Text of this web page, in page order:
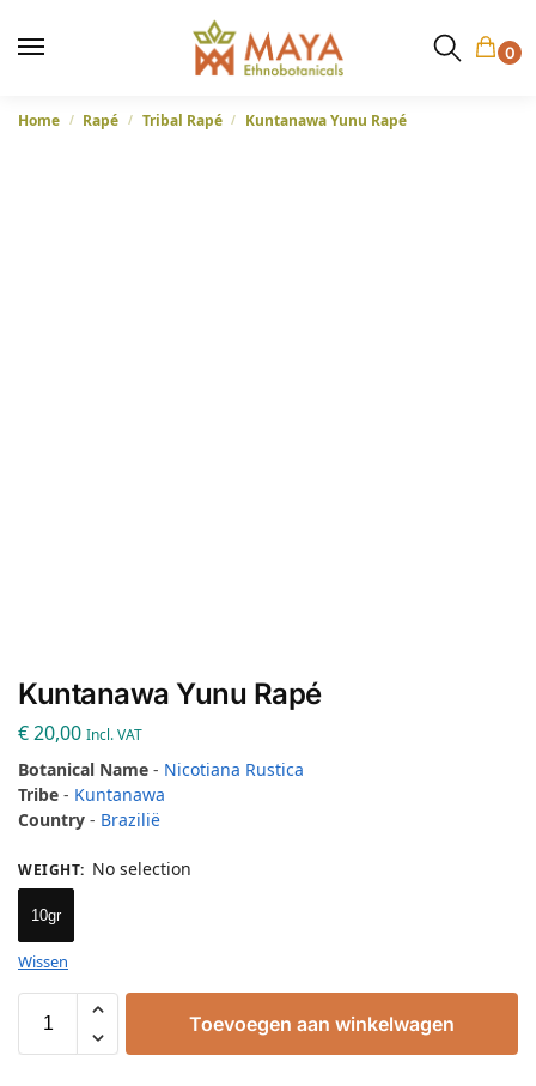
0
Home / Rapé / Tribal Rapé / Kuntanawa Yunu Rapé
Kuntanawa Yunu Rapé
€20,00 Incl. VAT
Botanical Name - Nicotiana Rustica
Tribe - Kuntanawa
Country - Brazilië
WEIGHT: No selection
10gr
Wissen
Toevoegen aan winkelwagen